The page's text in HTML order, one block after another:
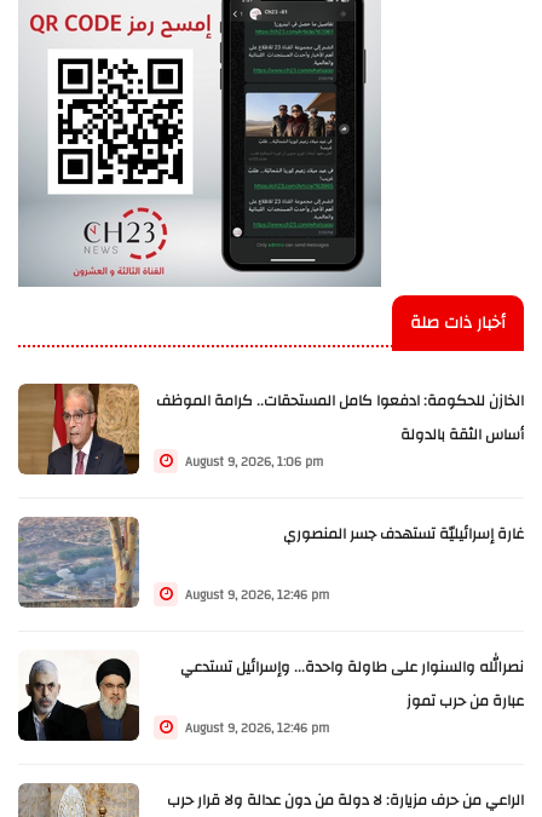
أخبار ذات صلة
الخازن للحكومة: ادفعوا كامل المستحقات.. كرامة الموظف
أساس الثقة بالدولة
August 9, 2026, 1:06 pm
غارة إسرائيليّة تستهدف جسر المنصوري
August 9, 2026, 12:46 pm
نصرالله والسنوار على طاولة واحدة... وإسرائيل تستدعي
عبارة من حرب تموز
August 9, 2026, 12:46 pm
الراعي من حرف مزيارة: لا دولة من دون عدالة ولا قرار حرب